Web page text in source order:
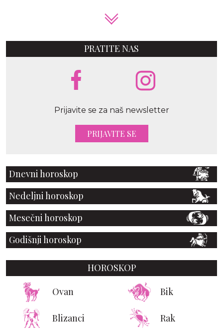
PRATITE NAS
Prijavite se za naš newsletter
PRIJAVITE SE
Dnevni horoskop
Nedeljni horoskop
Mesečni horoskop
Godišnji horoskop
HOROSKOP
Ovan Bik
Blizanci Rak